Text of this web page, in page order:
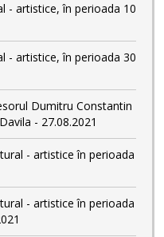
- artistice, în perioada 10
- artistice, în perioada 30
Dumitru Constantin
- 27.08.2021
- artistice în perioada
- artistice în perioada